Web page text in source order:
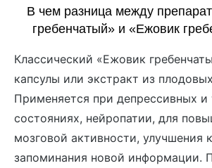
В чем разница между
гребенчатый» и «Ежовик
Классический «Ежовик
капсулы или экстракт из
Применяется при депрессивных
состояниях, нейропатии, для
мозговой активности, улучшения
запоминания новой информации.